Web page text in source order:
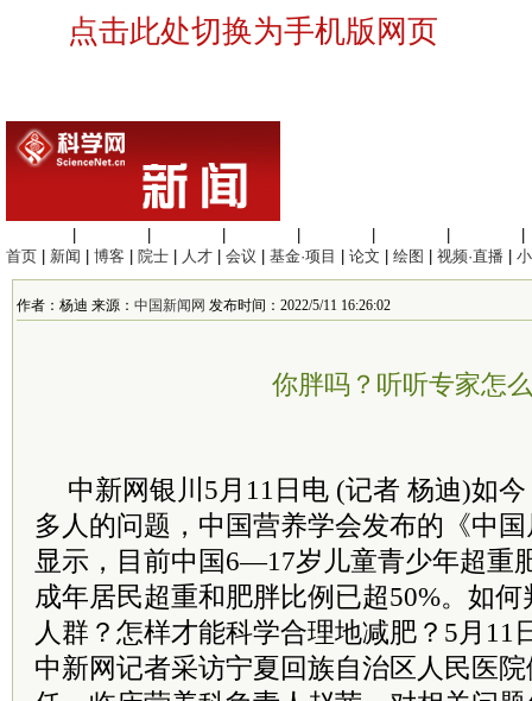
点击此处切换为手机版网页
首页
新闻 博客 院士 人才 会议 基金·项目 论文 绘图 视频·直播
作者：杨迪 来源： 中国新闻网 发布时间：2022/5/11 16:26:02
你胖吗？听听专家怎
中新网银川5月11日电 (记者 杨迪)如
多人的问题，中国营养学会发布的《中
显示，目前中国6—17岁儿童青少年超重
成年居民超重和肥胖比例已超50%。如
人群？怎样才能科学合理地减肥？5月11
中新网记者采访宁夏回族自治区人民医